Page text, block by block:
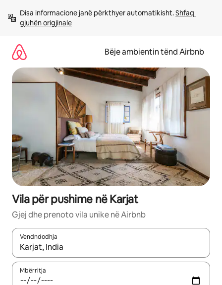
përmbajtja
Disa informacione janë përkthyer automatikisht. Shfaq
gjuhën origjinale
Bëje ambientin tënd Airbnb
Vila për pushime në Karjat
Gjej dhe prenoto vila unike në Airbnb
Vendndodhja
Kur rezultatet të jenë të disponueshme, lëviz me butonat e
Mbërritja